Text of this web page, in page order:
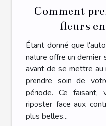
Comment
fleurs
Étant donné que
nature offre un dernier
avant de se mettre au
prendre soin de
période. Ce
riposter face aux
plus belles...